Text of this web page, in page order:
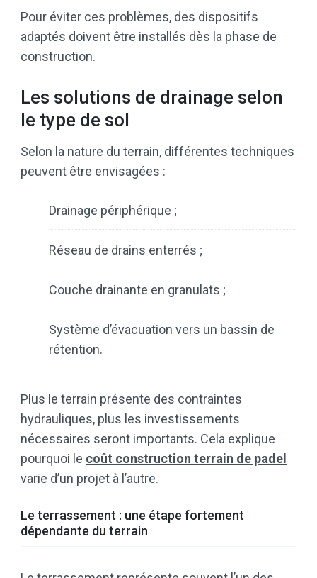
Pour éviter ces problèmes, des dispositifs
adaptés doivent être installés dès la phase de
construction.
Les solutions de drainage selon
le type de sol
Selon la nature du terrain, différentes techniques
peuvent être envisagées :
Drainage périphérique ;
Réseau de drains enterrés ;
Couche drainante en granulats ;
Système d’évacuation vers un bassin de
rétention.
Plus le terrain présente des contraintes
hydrauliques, plus les investissements
nécessaires seront importants. Cela explique
pourquoi le coût construction terrain de padel
varie d’un projet à l’autre.
Le terrassement : une étape fortement
dépendante du terrain